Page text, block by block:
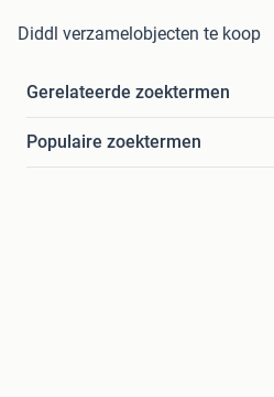
Diddl verzamelobjecten te koop
Gerelateerde zoektermen
Populaire zoektermen